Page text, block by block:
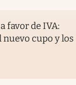
favor de IVA:
nuevo cupo y los